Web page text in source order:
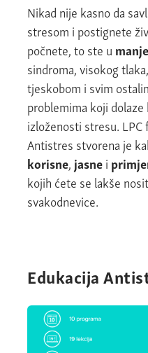
Nikad nije kasno da
stresom i postignete
počnete, to ste u
sindroma, visokog
tjeskobom i svim
problemima koji
izloženosti stresu.
Antistres stvorena je
korisne, jasnei
kojih ćete se lakše
svakodnevice.
Edukacija